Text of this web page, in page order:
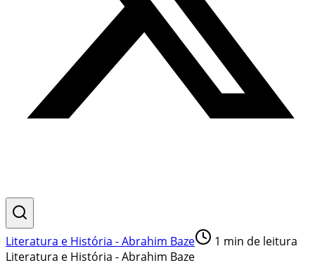
Literatura e História - Abrahim Baze 1 min de leitura
Literatura e História - Abrahim Baze